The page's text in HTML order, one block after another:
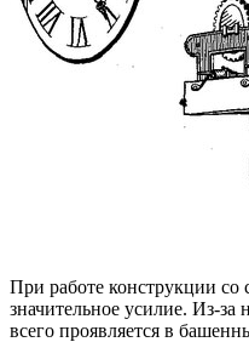
При работе конструкции со
значительное усилие. Из-за
всего проявляется в